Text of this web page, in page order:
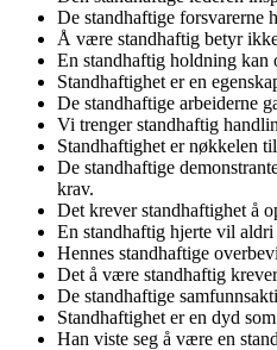
De standhaftige forsvarerne
Å være standhaftig betyr
En standhaftig holdning kan
Standhaftighet er en
De standhaftige arbeiderne
Vi trenger standhaftig
Standhaftighet er nøkkelen
De standhaftige
krav.
Det krever standhaftighet å
En standhaftig hjerte vil aldri
Hennes standhaftige
Det å være standhaftig
De standhaftige
Standhaftighet er en dyd
Han viste seg å være en